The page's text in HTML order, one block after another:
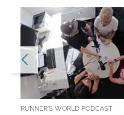
RUNNER'S WORLD PODCAST